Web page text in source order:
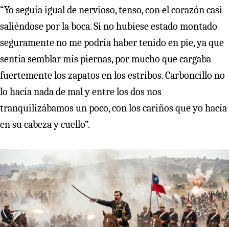
“Yo seguía igual de nervioso, tenso, con el corazón casi
saliéndose por la boca. Si no hubiese estado montado
seguramente no me podría haber tenido en pie, ya que
sentía semblar mis piernas, por mucho que cargaba
fuertemente los zapatos en los estribos. Carboncillo no
lo hacía nada de mal y entre los dos nos
tranquilizábamos un poco, con los cariños que yo hacía
en su cabeza y cuello”.